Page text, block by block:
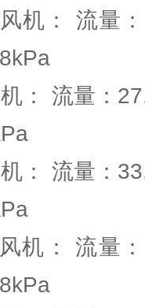
机： 流量
： 流量：
： 流量：
机： 流量